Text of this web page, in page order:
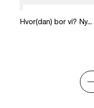
Hvor(dan) bor vi? Ny...